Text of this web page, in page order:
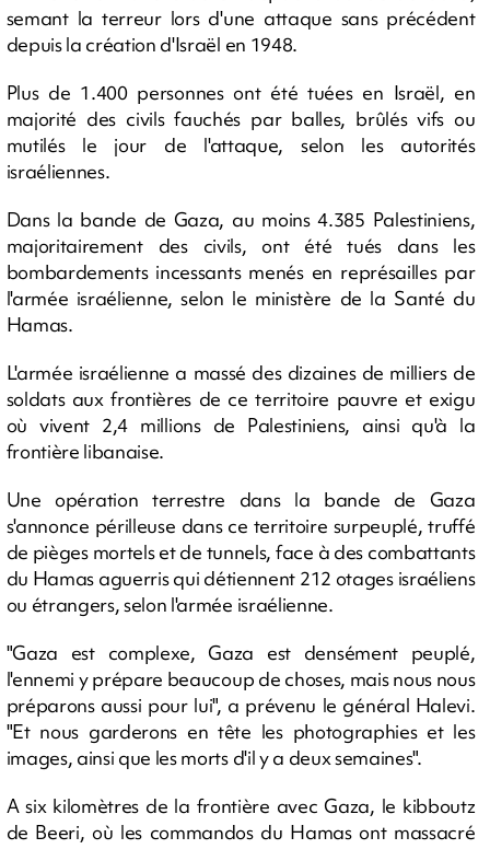
semant la terreur lors d'une attaque sans précédent
depuis la création d'Israël en 1948.
Plus de 1.400 personnes ont été tuées en Israël, en
majorité des civils fauchés par balles, brûlés vifs ou
mutilés le jour de l'attaque, selon les autorités
israéliennes.
Dans la bande de Gaza, au moins 4.385 Palestiniens,
majoritairement des civils, ont été tués dans les
bombardements incessants menés en représailles par
l'armée israélienne, selon le ministère de la Santé du
Hamas.
L'armée israélienne a massé des dizaines de milliers de
soldats aux frontières de ce territoire pauvre et exigu
où vivent 2,4 millions de Palestiniens, ainsi qu'à la
frontière libanaise.
Une opération terrestre dans la bande de Gaza
s'annonce périlleuse dans ce territoire surpeuplé, truffé
de pièges mortels et de tunnels, face à des combattants
du Hamas aguerris qui détiennent 212 otages israéliens
ou étrangers, selon l'armée israélienne.
"Gaza est complexe, Gaza est densément peuplé,
l'ennemi y prépare beaucoup de choses, mais nous nous
préparons aussi pour lui", a prévenu le général Halevi.
"Et nous garderons en tête les photographies et les
images, ainsi que les morts d'il y a deux semaines".
A six kilomètres de la frontière avec Gaza, le kibboutz
de Beeri, où les commandos du Hamas ont massacré